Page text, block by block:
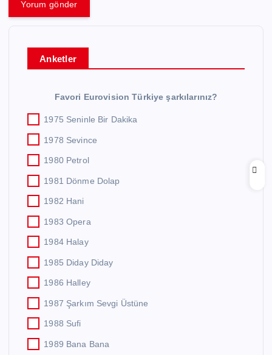
Anketler
Favori Eurovision Türkiye şarkılarınız?
1975 Seninle Bir Dakika
1978 Sevince
1980 Petrol
1981 Dönme Dolap
1982 Hani
1983 Opera
1984 Halay
1985 Diday Diday
1986 Halley
1987 Şarkım Sevgi Üstüne
1988 Sufi
1989 Bana Bana